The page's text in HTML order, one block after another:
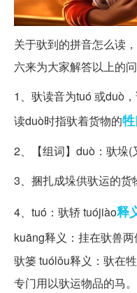
关于驮到的拼音怎么读
六来为大家解答以上的
1、驮读音为tuó 或duò
读duò时指驮着货物的
2、【组词】duò：驮垛(
3、捆扎成垛供驮运的货
4、tuó：驮轿 tuójiào释
kuāng释义：挂在驮兽
驮篓 tuólǒu释义：驮在
专门用以驮运物品的马。